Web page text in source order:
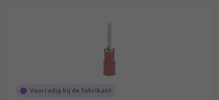
Voorradig bij de fabrikant